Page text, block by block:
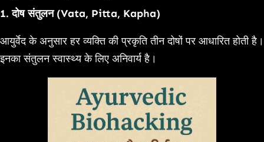
1.दोष संतुलन (Vata, Pitta, Kapha)
आयुर्वेद के अनुसार हर व्यक्ति की प्रकृति तीन दोषों पर आधारित होती है।
इनका संतुलन स्वास्थ्य के लिए अनिवार्य है।